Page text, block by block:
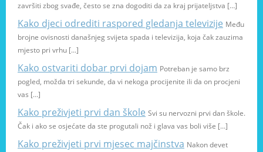
završiti zbog svađe, često se zna dogoditi da za kraj prijateljstva […]
Kako djeci odrediti raspored gledanja televizije Među
brojne ovisnosti današnjeg svijeta spada i televizija, koja čak zauzima
mjesto pri vrhu […]
Kako ostvariti dobar prvi dojam Potreban je samo brz
pogled, možda tri sekunde, da vi nekoga procijenite ili da on procjeni
vas […]
Kako preživjeti prvi dan škole Svi su nervozni prvi dan škole.
Čak i ako se osjećate da ste progutali nož i glava vas boli više […]
Kako preživjeti prvi mjesec majčinstva Nakon devet